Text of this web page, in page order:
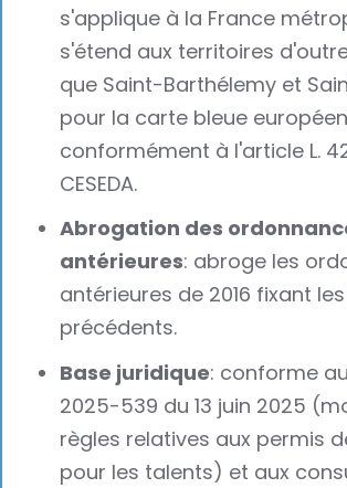
s'applique à la France
s'étend aux territoires
que Saint-Barthélemy et
pour la carte bleue
conformément à l'article L.
CESEDA.
Abrogation des
antérieures: abroge les
antérieures de 2016 fixant
précédents.
Base juridique: conforme
2025-539 du 13 juin 2025
règles relatives aux permis
pour les talents) et aux